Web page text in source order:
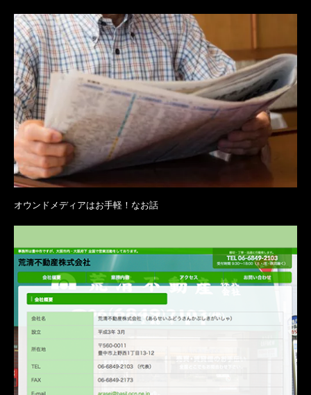
オウンドメディアはお手軽！なお話